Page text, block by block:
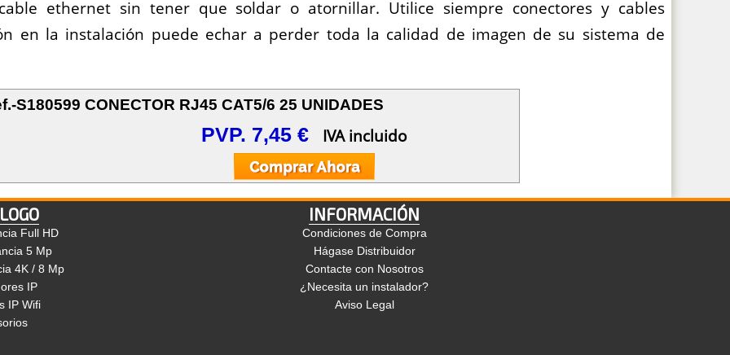
ethernet sin tener que soldar o atornillar. Utilice siempre conectores y cables
en la instalación puede echar a perder toda la calidad de imagen de su sistema de
S180599 CONECTOR RJ45 CAT5/6 25 UNIDADES
PVP. 7,45 € IVA incluido
Full HD
5 Mp
4K / 8 Mp
IP
IP Wifi
INFORMACIÓN
Condiciones de Compra
Hágase Distribuidor
Contacte con Nosotros
¿Necesita un instalador?
Aviso Legal